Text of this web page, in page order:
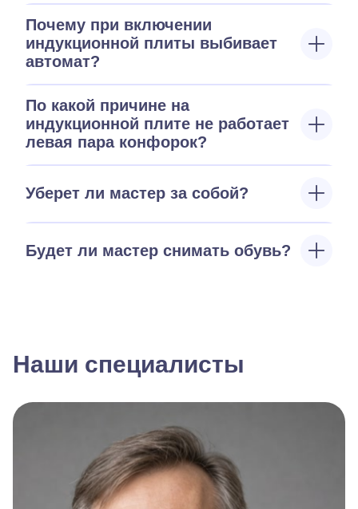
Почему при включении
индукционной плиты выбивает
автомат?
По какой причине на
индукционной плите не работает
левая пара конфорок?
Уберет ли мастер за собой?
Будет ли мастер снимать обувь?
Наши специалисты